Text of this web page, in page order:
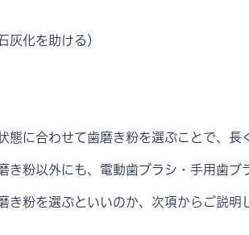
灰化を助ける）
態に合わせて歯磨き粉を選ぶことで、長
き粉以外にも、電動歯ブラシ・手用歯ブ
き粉を選ぶといいのか、次項からご説明